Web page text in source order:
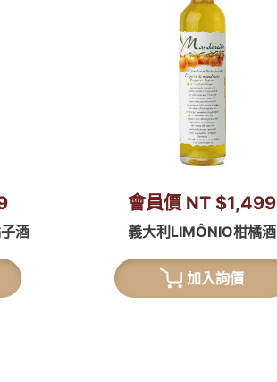
酒
會員價 NT $1,499
義大利LIMÔNIO柑橘酒
加入詢價